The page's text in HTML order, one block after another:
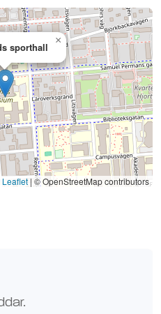
sporthall
×
Leaflet | © OpenStreetMap contributors